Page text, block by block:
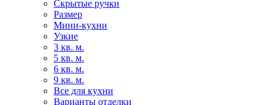
Скрытые ручки
Размер
Мини-кухни
Узкие
3 кв. м.
5 кв. м.
6 кв. м.
9 кв. м.
Все для кухни
Варианты отделки